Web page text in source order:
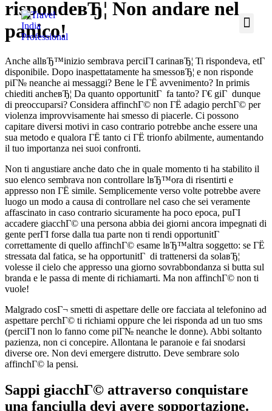
rispondeвЂ¦ Non andare nel
panico!
Anche allвЂ™inizio sembrava perciГІ carinaвЂ¦ Ti rispondeva, etГ
disponibile. Dopo inaspettatamente ha smessoвЂ¦ e non risponde
piГ№ neanche ai messaggi? Bene le ГЁ avvenimento? In primis
chiediti ancheвЂ¦ Da quanto opportunitГ fa tanto? Г€ giГ dunque
di preoccuparsi? Considera affinchГ© non ГЁ adagio perchГ© per
violenza improvvisamente hai smesso di piacerle. Ci possono
capitare diversi motivi in caso contrario potrebbe anche essere una
sua metodo e qualora ГЁ tanto ci ГЁ trionfo abilmente, aumentando
il tuo importanza nei suoi confronti.
Non ti angustiare anche dato che in quale momento ti ha stabilito il
suo elenco sembrava non controllare lвЂ™ora di risentirti e
appresso non ГЁ simile. Semplicemente verso volte potrebbe avere
luogo un modo a causa di controllare nel caso che sei veramente
affascinato in caso contrario sicuramente ha poco epoca, puГІ
accadere giacchГ© una persona abbia dei giorni ancora impegnati di
gente perГІ forse dalla tua parte non ti rendi opportunitГ
correttamente di quello affinchГ© esame lвЂ™altra soggetto: se ГЁ
stressata dal fatica, se ha opportunitГ di trattenersi da solaвЂ¦
volesse il cielo che appresso una giorno sovrabbondanza si butta sul
branda e le passa di mente di richiamarti. Ma non affinchГ© non ti
vuole!
Malgrado cosГ¬ smetti di aspettare delle ore facciata al telefonino ad
aspettare perchГ© ti richiami oppure che lei risponda ad un tuo sms
(perciГІ non lo fanno come piГ№ neanche le donne). Abbi soltanto
pazienza, non ci concepire. Allontana le paranoie e fai snodarsi
diverse ore. Non devi emergere distrutto. Deve sembrare solo
affinchГ© la pensi.
Sappi giacchГ© attraverso conquistare
una fanciulla devi avere sopportazione.